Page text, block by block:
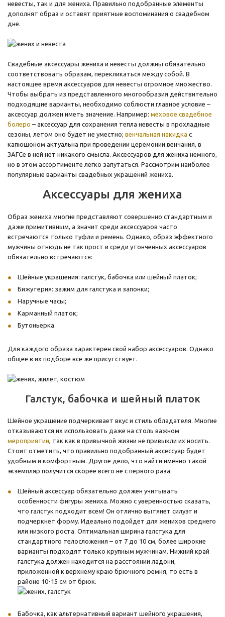
невесты, так и для жениха. Правильно подобранные элементы
дополнят образ и оставят приятные воспоминания о свадебном
дне.
Свадебные аксессуары жениха и невесты должны обязательно
соответствовать образам, перекликаться между собой. В
настоящее время аксессуаров для невесты огромное множество.
Чтобы выбрать из представленного многообразия действительно
подходящие варианты, необходимо соблюсти главное условие –
аксессуар должен иметь значение. Например: меховое свадебное
болеро – аксессуар для сохранения тепла невесты в прохладные
сезоны, летом оно будет не уместно; венчальная накидка с
капюшоном актуальна при проведении церемонии венчания, в
ЗАГСе в ней нет никакого смысла. Аксессуаров для жениха немного,
но в этом ассортименте легко запутаться. Рассмотрим наиболее
популярные варианты свадебных украшений жениха.
Аксессуары для жениха
Образ жениха многие представляют совершенно стандартным и
даже примитивным, а значит среди аксессуаров часто
встречаются только туфли и ремень. Однако, образ эффектного
мужчины отнюдь не так прост и среди утонченных аксессуаров
обязательно встречаются:
Шейные украшения: галстук, бабочка или шейный платок;
Бижутерия: зажим для галстука и запонки;
Наручные часы;
Карманный платок;
Бутоньерка.
Для каждого образа характерен свой набор аксессуаров. Однако
общее в их подборе все же присутствует.
Галстук, бабочка и шейный платок
Шейное украшение подчеркивает вкус и стиль обладателя. Многие
отказываются их использовать даже на столь важном
мероприятии, так как в привычной жизни не привыкли их носить.
Стоит отметить, что правильно подобранный аксессуар будет
удобным и комфортным. Другое дело, что найти именно такой
экземпляр получится скорее всего не с первого раза.
Шейный аксессуар обязательно должен учитывать
особенности фигуры жениха. Можно с уверенностью сказать,
что галстук подходит всем! Он отлично вытянет силуэт и
подчеркнет форму. Идеально подойдет для женихов среднего
или низкого роста. Оптимальная ширина галстука для
стандартного телосложения – от 7 до 10 см, более широкие
варианты подходят только крупным мужчинам. Нижний край
галстука должен находится на расстоянии ладони,
приложенной к верхнему краю брючного ремня, то есть в
районе 10-15 см от брюк.
Бабочка, как альтернативный вариант шейного украшения,